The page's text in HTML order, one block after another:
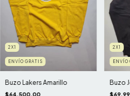
2X1
ENVÍO GRATIS
Buzo Lakers Amarillo
$64.500,00
2X1
ENVÍO
Buzo